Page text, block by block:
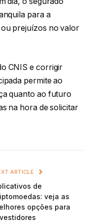
para a
prejuízos no valor
CNIS e corrigir
permite ao
quanto ao futuro
na hora de solicitar
ARTICLE
de
veja as
opções para